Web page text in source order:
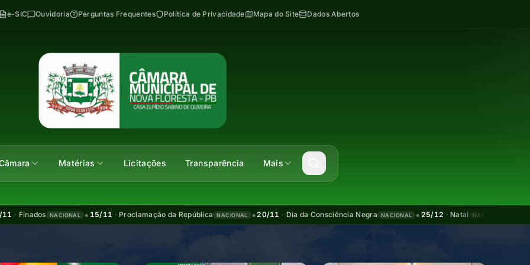
e-SIC Ouvidoria Perguntas Frequentes Política de Privacidade Mapa do Site Dados Abertos
Matérias Licitações Transparência Mais
NACIONAL •15/11· Proclamação da República NACIONAL •20/11· Dia da Consciência Negra NACIONAL •25/12· Natal NACIONAL •01/01